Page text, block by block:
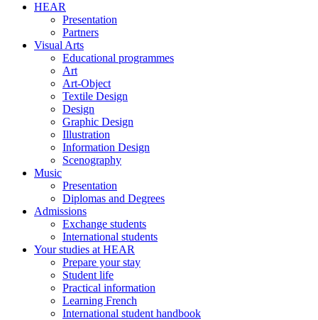
HEAR
Presentation
Partners
Visual Arts
Educational programmes
Art
Art-Object
Textile Design
Design
Graphic Design
Illustration
Information Design
Scenography
Music
Presentation
Diplomas and Degrees
Admissions
Exchange students
International students
Your studies at HEAR
Prepare your stay
Student life
Practical information
Learning French
International student handbook